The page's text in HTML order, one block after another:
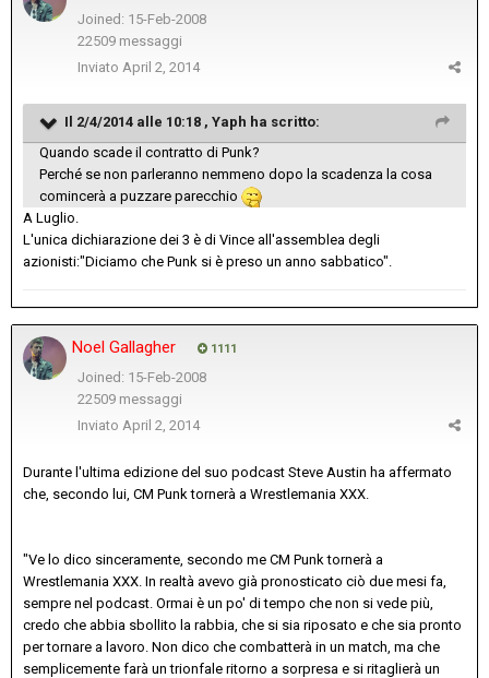
Joined: 15-Feb-2008
22509 messaggi
Inviato April 2, 2014
Il 2/4/2014 alle 10:18 , Yaph ha scritto:
Quando scade il contratto di Punk?
Perché se non parleranno nemmeno dopo la scadenza la cosa
comincerà a puzzare parecchio
A Luglio.
L'unica dichiarazione dei 3 è di Vince all'assemblea degli
azionisti:"Diciamo che Punk si è preso un anno sabbatico".
Noel Gallagher 1111
Joined: 15-Feb-2008
22509 messaggi
Inviato April 2, 2014
Durante l'ultima edizione del suo podcast Steve Austin ha affermato
che, secondo lui, CM Punk tornerà a Wrestlemania XXX.
"Ve lo dico sinceramente, secondo me CM Punk tornerà a
Wrestlemania XXX. In realtà avevo già pronosticato ciò due mesi fa,
sempre nel podcast. Ormai è un po' di tempo che non si vede più,
credo che abbia sbollito la rabbia, che si sia riposato e che sia pronto
per tornare a lavoro. Non dico che combatterà in un match, ma che
semplicemente farà un trionfale ritorno a sorpresa e si ritaglierà un